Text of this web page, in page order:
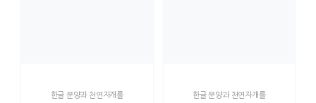
한글 문양과 천연자개를 한글 문양과 천연자개를